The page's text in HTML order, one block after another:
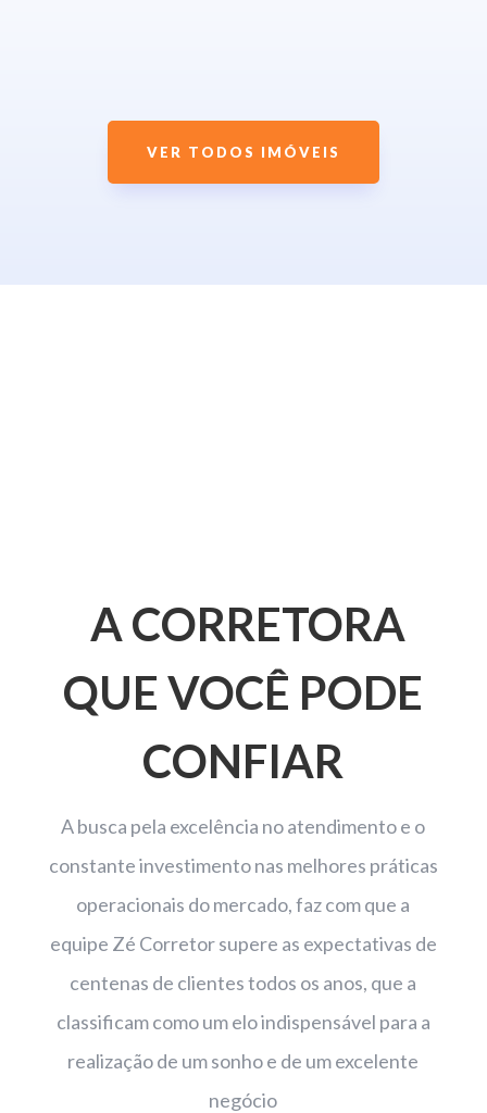
VER TODOS IMÓVEIS
A CORRETORA
QUE VOCÊ PODE
CONFIAR
A busca pela excelência no atendimento e o
constante investimento nas melhores práticas
operacionais do mercado, faz com que a
equipe Zé Corretor supere as expectativas de
centenas de clientes todos os anos, que a
classificam como um elo indispensável para a
realização de um sonho e de um excelente
negócio